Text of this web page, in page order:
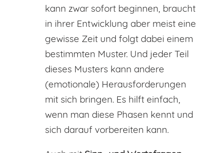
kann zwar sofort beginnen, braucht
in ihrer Entwicklung aber meist eine
gewisse Zeit und folgt dabei einem
bestimmten Muster. Und jeder Teil
dieses Musters kann andere
(emotionale) Herausforderungen
mit sich bringen. Es hilft einfach,
wenn man diese Phasen kennt und
sich darauf vorbereiten kann.